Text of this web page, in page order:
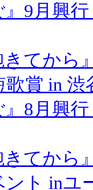
』9月興
てから
歌賞 in
』8月興
てから
ント inユ